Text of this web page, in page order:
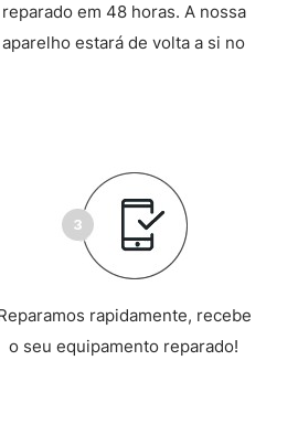
em 48 horas. A nossa
estará de volta a si no
rapidamente, recebe
o seu equipamento reparado!